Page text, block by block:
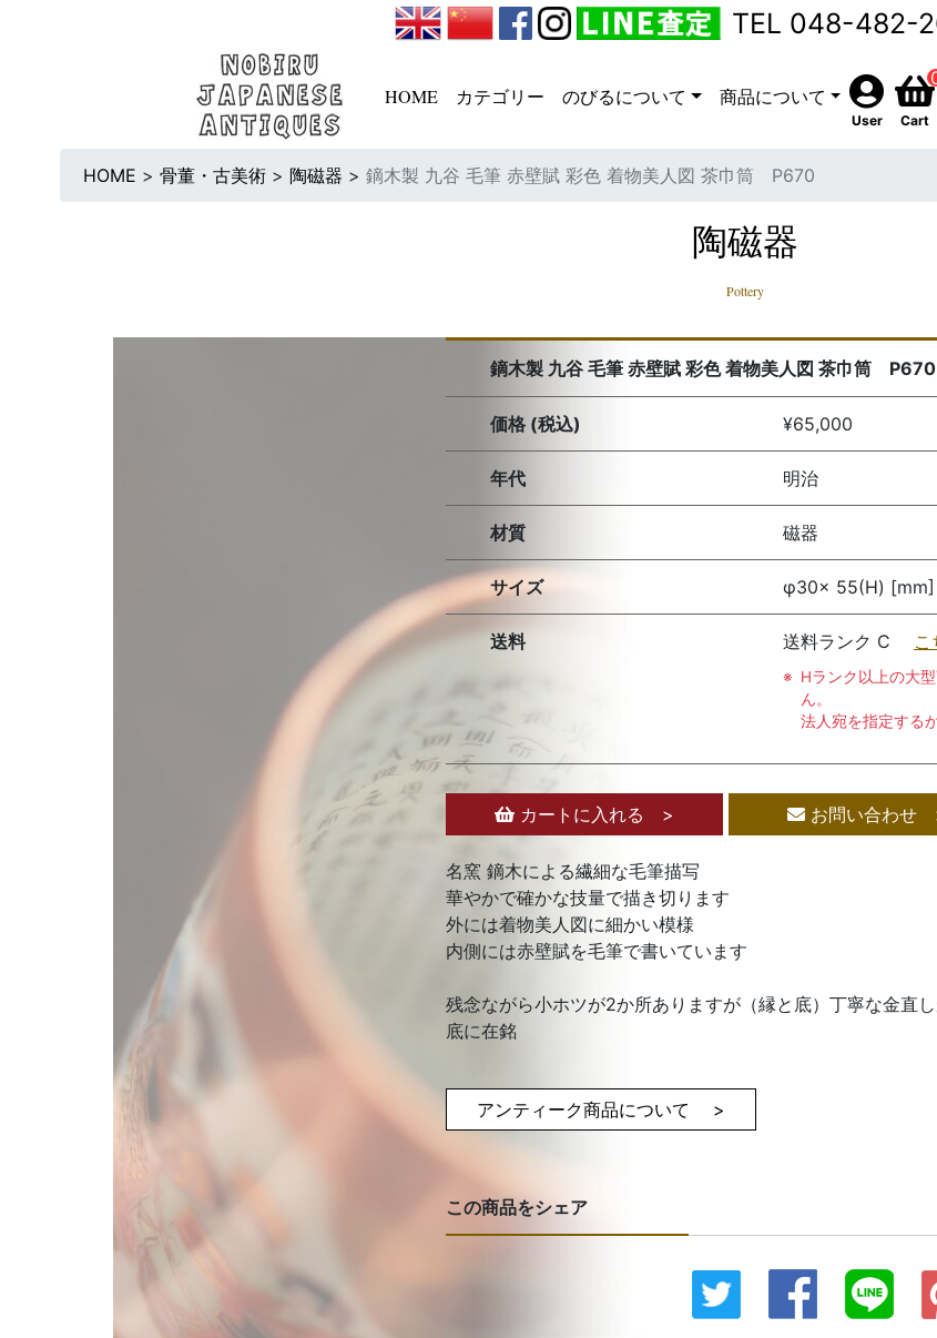
TEL 048-482-
HOME カテゴリー のびるについて 商品について
User Cart
HOME > 骨董・古美術 > 陶磁器 > 鏑木製 九谷 毛筆 赤壁賦 彩色 着物美人図 茶巾筒 P670
陶磁器
Pottery
鏑木製 九谷 毛筆 赤壁賦 彩色 着物美人図 茶巾筒 P670
価格 (税込) ¥65,000
年代 明治
材質 磁器
サイズ φ30× 55(H)
送料 送料ランク C
Hランク以上の大
ん。
法人宛を指定する
カートに入れる > お問い合わせ
名窯 鏑木による繊細な毛筆描写
華やかで確かな技量で描き切ります
外には着物美人図に細かい模様
内側には赤壁賦を毛筆で書いています
残念ながら小ホツが2か所ありますが（縁と底）丁寧な金直
底に在銘
アンティーク商品について >
この商品をシェア